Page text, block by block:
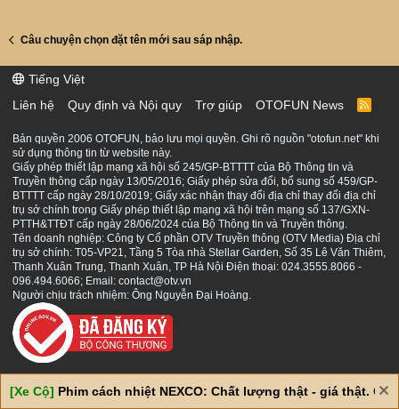
Câu chuyện chọn đặt tên mới sau sáp nhập.
Tiếng Việt
Liên hệ
Quy định và Nội quy Trợ giúp OTOFUN News
R
S
Bản quyền 2006 OTOFUN, bảo lưu mọi quyền. Ghi rõ nguồn "otofun.net" khi
sử dụng thông tin từ website này.
Giấy phép thiết lập mạng xã hội số 245/GP-BTTTT của Bộ Thông tin và
Truyền thông cấp ngày 13/05/2016; Giấy phép sửa đổi, bổ sung số 459/GP-
BTTTT cấp ngày 28/10/2019; Giấy xác nhận thay đổi địa chỉ thay đổi địa chỉ
trụ sở chính trong Giấy phép thiết lập mạng xã hội trên mạng số 137/GXN-
PTTH&TTĐT cấp ngày 28/06/2024 của Bộ Thông tin và Truyền thông.
Tên doanh nghiệp: Công ty Cổ phần OTV Truyền thông (OTV Media) Địa chỉ
trụ sở chính: T05-VP21, Tầng 5 Tòa nhà Stellar Garden, Số 35 Lê Văn Thiêm,
Thanh Xuân Trung, Thanh Xuân, TP Hà Nội Điện thoại: 024.3555.8066 -
096.494.6066; Email: contact@otv.vn
Người chịu trách nhiệm: Ông Nguyễn Đại Hoàng.
[Xe Cộ] Phim cách nhiệt NEXCO: Chất lượng thật - giá thật. Giá